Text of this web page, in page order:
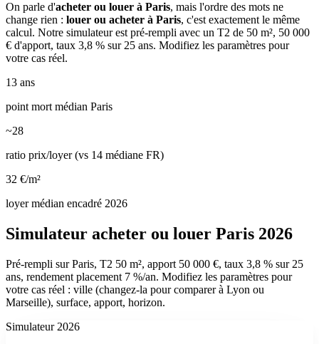
On parle d'acheter ou louer à Paris, mais l'ordre des mots ne
change rien : louer ou acheter à Paris, c'est exactement le même
calcul. Notre simulateur est pré-rempli avec un T2 de 50 m², 50 000
€ d'apport, taux 3,8 % sur 25 ans. Modifiez les paramètres pour
votre cas réel.
13 ans
point mort médian Paris
~28
ratio prix/loyer (vs 14 médiane FR)
32 €/m²
loyer médian encadré 2026
Simulateur acheter ou louer Paris 2026
Pré-rempli sur Paris, T2 50 m², apport 50 000 €, taux 3,8 % sur 25
ans, rendement placement 7 %/an. Modifiez les paramètres pour
votre cas réel : ville (changez-la pour comparer à Lyon ou
Marseille), surface, apport, horizon.
Simulateur 2026